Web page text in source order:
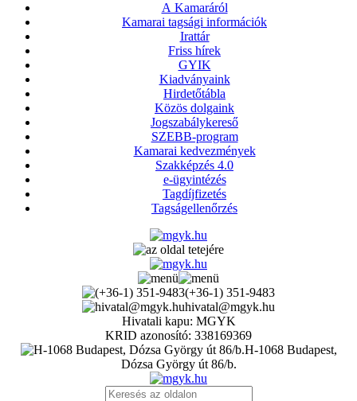
A Kamaráról
Kamarai tagsági információk
Irattár
Friss hírek
GYIK
Kiadványaink
Hirdetőtábla
Közös dolgaink
Jogszabálykereső
SZEBB-program
Kamarai kedvezmények
Szakképzés 4.0
e-ügyintézés
Tagdíjfizetés
Tagságellenőrzés
(+36-1) 351-9483
hivatal@mgyk.hu
Hivatali kapu: MGYK
KRID azonosító: 338169369
H-1068 Budapest,
Dózsa György út 86/b.